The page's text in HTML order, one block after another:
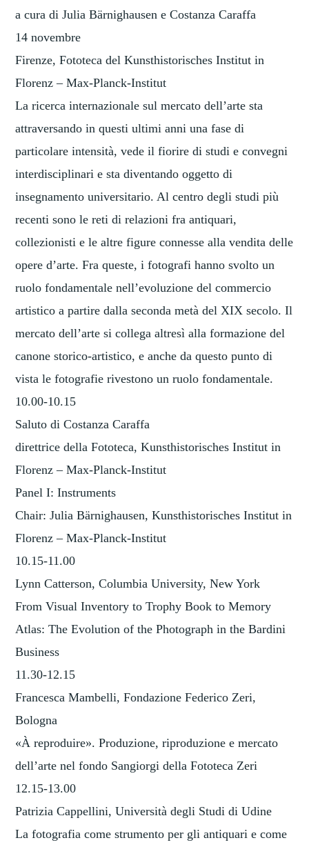
a cura di Julia Bärnighausen e Costanza Caraffa
14 novembre
Firenze, Fototeca del Kunsthistorisches Institut in
Florenz – Max-Planck-Institut
La ricerca internazionale sul mercato dell’arte sta
attraversando in questi ultimi anni una fase di
particolare intensità, vede il fiorire di studi e convegni
interdisciplinari e sta diventando oggetto di
insegnamento universitario. Al centro degli studi più
recenti sono le reti di relazioni fra antiquari,
collezionisti e le altre figure connesse alla vendita delle
opere d’arte. Fra queste, i fotografi hanno svolto un
ruolo fondamentale nell’evoluzione del commercio
artistico a partire dalla seconda metà del XIX secolo. Il
mercato dell’arte si collega altresì alla formazione del
canone storico-artistico, e anche da questo punto di
vista le fotografie rivestono un ruolo fondamentale.
10.00-10.15
Saluto di Costanza Caraffa
direttrice della Fototeca, Kunsthistorisches Institut in
Florenz – Max-Planck-Institut
Panel I: Instruments
Chair: Julia Bärnighausen, Kunsthistorisches Institut in
Florenz – Max-Planck-Institut
10.15-11.00
Lynn Catterson, Columbia University, New York
From Visual Inventory to Trophy Book to Memory
Atlas: The Evolution of the Photograph in the Bardini
Business
11.30-12.15
Francesca Mambelli, Fondazione Federico Zeri,
Bologna
«À reproduire». Produzione, riproduzione e mercato
dell’arte nel fondo Sangiorgi della Fototeca Zeri
12.15-13.00
Patrizia Cappellini, Università degli Studi di Udine
La fotografia come strumento per gli antiquari e come